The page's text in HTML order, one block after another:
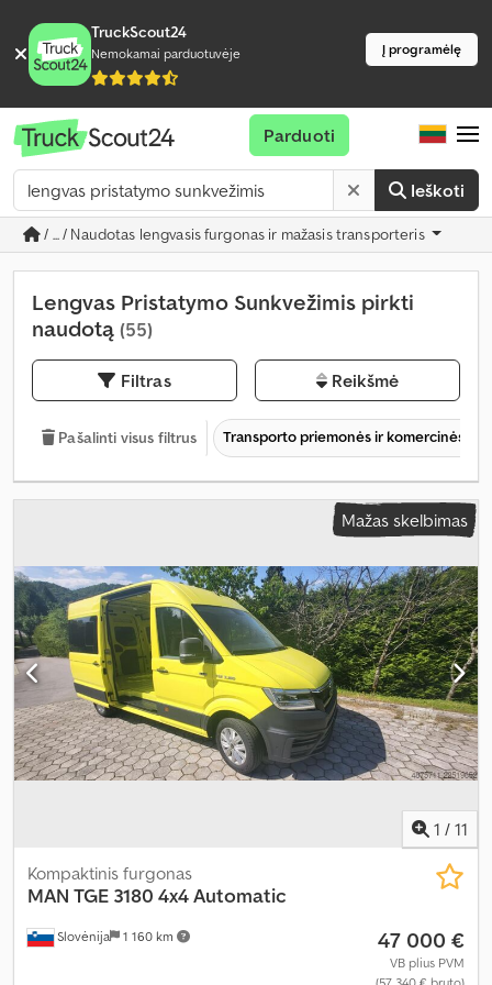
TruckScout24
Nemokamai parduotuvėje Į programėlę
Ieškoti
Parduoti
/ ... / Naudotas lengvasis furgonas ir mažasis transporteris
Lengvas Pristatymo Sunkvežimis pirkti
naudotą (55)
Filtras Reikšmė
Pašalinti visus filtrus Transporto priemonės ir komercinės
Mažas skelbimas
1 / 11
Slovėnija 1 160 km
Kompaktinis furgonas
MAN TGE 3180 4x4 Automatic
47 000 €
VB plius PVM